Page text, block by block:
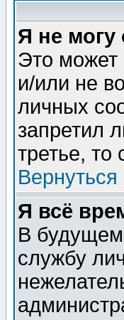
Я не могу
Это может
и/или не
личных
запретил
третье, то
Вернуться
Я всё
В будущем
службу